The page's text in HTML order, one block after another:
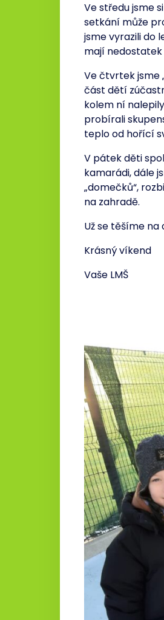
Ve středu jsme
setkání může
jsme vyrazili do
mají
Ve čtvrtek jsme
část dětí
kolem ní
probírali
teplo od hořící
V pátek děti
kamarádi, dále
„domečků“,
na zahradě.
Už se těšíme
Krásný víkend
Vaše LMŠ